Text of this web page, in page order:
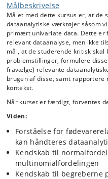
Dataanalytiske værktøjer
Visualisering af data
Deskriptiv statistik
Modellering af data
Mindste kvadraters
Håndtering af data i R
Problemorienteret anvendelse af
Problemidentifikation
Analyse
Afrapportering
Målbeskrivelse
Målet med dette kursus er, at de
dataanalytiske værktøjer såsom
primært univariate data. Dette er
relevant dataanalyse, men ikke
mål, at de studerende kritisk skal
problemstillinger, formulere
fravælge) relevante
brugen af disse, samt
kontekst.
Når kurset er færdigt, forventes
Viden:
Forståelse for
kan håndteres
Kendskab til
multinomialfordelingen
Kendskab til begreberne